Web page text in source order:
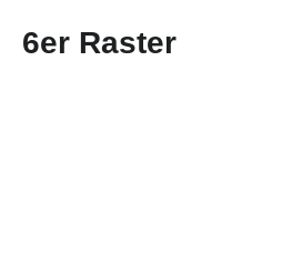
6er Raster